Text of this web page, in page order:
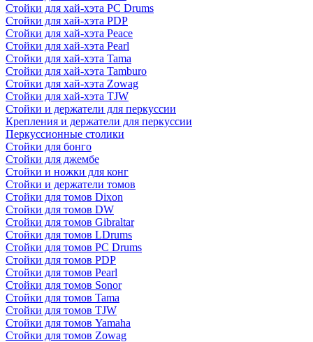
Стойки для хай-хэта PC Drums
Стойки для хай-хэта PDP
Стойки для хай-хэта Peace
Стойки для хай-хэта Pearl
Стойки для хай-хэта Tama
Стойки для хай-хэта Tamburo
Стойки для хай-хэта Zowag
Стойки для хай-хэта TJW
Стойки и держатели для перкуссии
Крепления и держатели для перкуссии
Перкуссионные столики
Стойки для бонго
Стойки для джембе
Стойки и ножки для конг
Стойки и держатели томов
Стойки для томов Dixon
Стойки для томов DW
Стойки для томов Gibraltar
Стойки для томов LDrums
Стойки для томов PC Drums
Стойки для томов PDP
Стойки для томов Pearl
Стойки для томов Sonor
Стойки для томов Tama
Стойки для томов TJW
Стойки для томов Yamaha
Стойки для томов Zowag